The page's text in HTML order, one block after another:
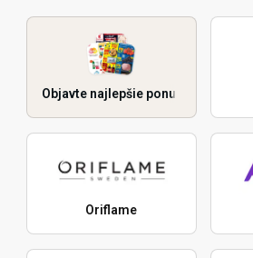
Objavte najlepšie ponuky
Oriflame